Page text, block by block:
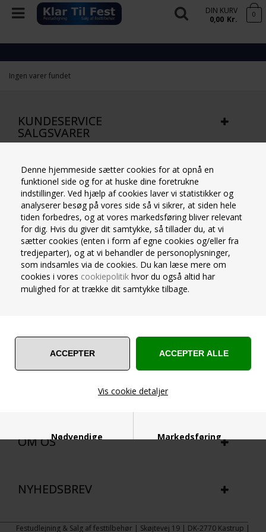
Denne hjemmeside sætter cookies for at opnå en
funktionel side og for at huske dine foretrukne
indstillinger. Ved hjælp af cookies laver vi statistikker og
analyserer besøg på vores side så vi sikrer, at siden hele
tiden forbedres, og at vores markedsføring bliver relevant
for dig. Hvis du giver dit samtykke, så tillader du, at vi
sætter cookies (enten i form af egne cookies og/eller fra
tredjeparter), og at vi behandler de personoplysninger,
som indsamles via de cookies. Du kan læse mere om
cookies i vores cookiepolitik hvor du også altid har
mulighed for at trække dit samtykke tilbage.
Vis cookie detaljer
Nødvendige Markedsføring
DIN KURV
0,00 Kr. 0
Ingen varer fundet
KUNDESERVICE
SALGSVARER
KUNDESERVICE UDLEJNINGSVARER
(AFHENT SELV PÅ LAGER)
KUNDESERVICE UDLEJNINGSVARER
(LEVERING & AFHETNING)
BETALINGSMULIGHEDER
KUNDESERVICE
OM OS
NYHEDSBREV
Festudlejning & Salg af festtilbehør | Skøjtevej 19 | DK-2770 Kastrup |